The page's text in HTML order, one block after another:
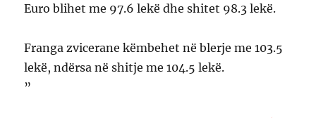
Euro blihet me 97.6 lekë dhe shitet 98.3 lekë.
Franga zvicerane këmbehet në blerje me 103.5
lekë, ndërsa në shitje me 104.5 lekë.
”